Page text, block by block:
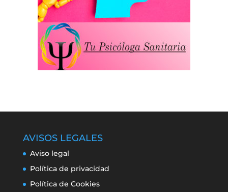
AVISOS LEGALES
Aviso legal
Política de privacidad
Política de Cookies